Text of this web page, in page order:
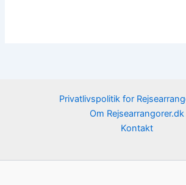
Privatlivspolitik for
Om Rejsearrangorer.dk
Kontakt